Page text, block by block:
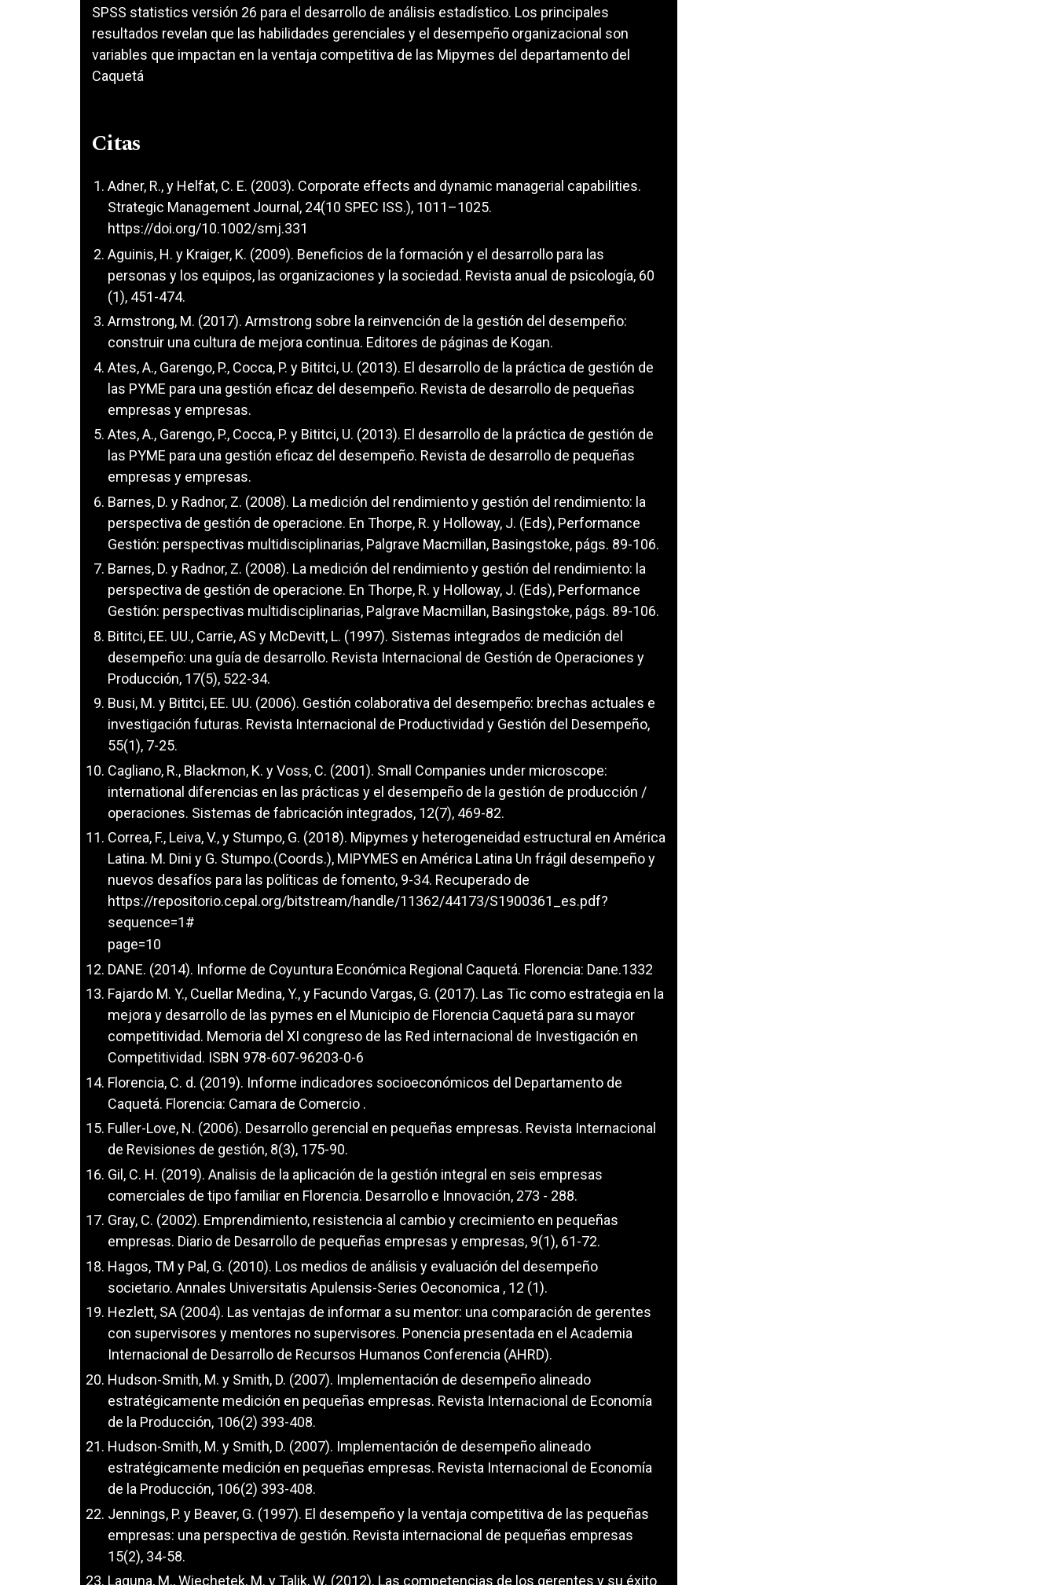
SPSS statistics versión 26 para el desarrollo de análisis estadístico. Los principales
resultados revelan que las habilidades gerenciales y el desempeño organizacional son
variables que impactan en la ventaja competitiva de las Mipymes del departamento del
Caquetá
Citas
Adner, R., y Helfat, C. E. (2003). Corporate effects and dynamic managerial capabilities.
Strategic Management Journal, 24(10 SPEC ISS.), 1011–1025.
https://doi.org/10.1002/smj.331
Aguinis, H. y Kraiger, K. (2009). Beneficios de la formación y el desarrollo para las
personas y los equipos, las organizaciones y la sociedad. Revista anual de psicología, 60
(1), 451-474.
Armstrong, M. (2017). Armstrong sobre la reinvención de la gestión del desempeño:
construir una cultura de mejora continua. Editores de páginas de Kogan.
Ates, A., Garengo, P., Cocca, P. y Bititci, U. (2013). El desarrollo de la práctica de gestión de
las PYME para una gestión eficaz del desempeño. Revista de desarrollo de pequeñas
empresas y empresas.
Ates, A., Garengo, P., Cocca, P. y Bititci, U. (2013). El desarrollo de la práctica de gestión de
las PYME para una gestión eficaz del desempeño. Revista de desarrollo de pequeñas
empresas y empresas.
Barnes, D. y Radnor, Z. (2008). La medición del rendimiento y gestión del rendimiento: la
perspectiva de gestión de operacione. En Thorpe, R. y Holloway, J. (Eds), Performance
Gestión: perspectivas multidisciplinarias, Palgrave Macmillan, Basingstoke, págs. 89-106.
Barnes, D. y Radnor, Z. (2008). La medición del rendimiento y gestión del rendimiento: la
perspectiva de gestión de operacione. En Thorpe, R. y Holloway, J. (Eds), Performance
Gestión: perspectivas multidisciplinarias, Palgrave Macmillan, Basingstoke, págs. 89-106.
Bititci, EE. UU., Carrie, AS y McDevitt, L. (1997). Sistemas integrados de medición del
desempeño: una guía de desarrollo. Revista Internacional de Gestión de Operaciones y
Producción, 17(5), 522-34.
Busi, M. y Bititci, EE. UU. (2006). Gestión colaborativa del desempeño: brechas actuales e
investigación futuras. Revista Internacional de Productividad y Gestión del Desempeño,
55(1), 7-25.
Cagliano, R., Blackmon, K. y Voss, C. (2001). Small Companies under microscope:
international diferencias en las prácticas y el desempeño de la gestión de producción /
operaciones. Sistemas de fabricación integrados, 12(7), 469-82.
Correa, F., Leiva, V., y Stumpo, G. (2018). Mipymes y heterogeneidad estructural en América
Latina. M. Dini y G. Stumpo.(Coords.), MIPYMES en América Latina Un frágil desempeño y
nuevos desafíos para las políticas de fomento, 9-34. Recuperado de
https://repositorio.cepal.org/bitstream/handle/11362/44173/S1900361_es.pdf?
sequence=1#
page=10
DANE. (2014). Informe de Coyuntura Económica Regional Caquetá. Florencia: Dane.1332
Fajardo M. Y., Cuellar Medina, Y., y Facundo Vargas, G. (2017). Las Tic como estrategia en la
mejora y desarrollo de las pymes en el Municipio de Florencia Caquetá para su mayor
competitividad. Memoria del XI congreso de las Red internacional de Investigación en
Competitividad. ISBN 978-607-96203-0-6
Florencia, C. d. (2019). Informe indicadores socioeconómicos del Departamento de
Caquetá. Florencia: Camara de Comercio .
Fuller-Love, N. (2006). Desarrollo gerencial en pequeñas empresas. Revista Internacional
de Revisiones de gestión, 8(3), 175-90.
Gil, C. H. (2019). Analisis de la aplicación de la gestión integral en seis empresas
comerciales de tipo familiar en Florencia. Desarrollo e Innovación, 273 - 288.
Gray, C. (2002). Emprendimiento, resistencia al cambio y crecimiento en pequeñas
empresas. Diario de Desarrollo de pequeñas empresas y empresas, 9(1), 61-72.
Hagos, TM y Pal, G. (2010). Los medios de análisis y evaluación del desempeño
societario. Annales Universitatis Apulensis-Series Oeconomica , 12 (1).
Hezlett, SA (2004). Las ventajas de informar a su mentor: una comparación de gerentes
con supervisores y mentores no supervisores. Ponencia presentada en el Academia
Internacional de Desarrollo de Recursos Humanos Conferencia (AHRD).
Hudson-Smith, M. y Smith, D. (2007). Implementación de desempeño alineado
estratégicamente medición en pequeñas empresas. Revista Internacional de Economía
de la Producción, 106(2) 393-408.
Hudson-Smith, M. y Smith, D. (2007). Implementación de desempeño alineado
estratégicamente medición en pequeñas empresas. Revista Internacional de Economía
de la Producción, 106(2) 393-408.
Jennings, P. y Beaver, G. (1997). El desempeño y la ventaja competitiva de las pequeñas
empresas: una perspectiva de gestión. Revista internacional de pequeñas empresas
15(2), 34-58.
Laguna, M., Wiechetek, M. y Talik, W. (2012). Las competencias de los gerentes y su éxito